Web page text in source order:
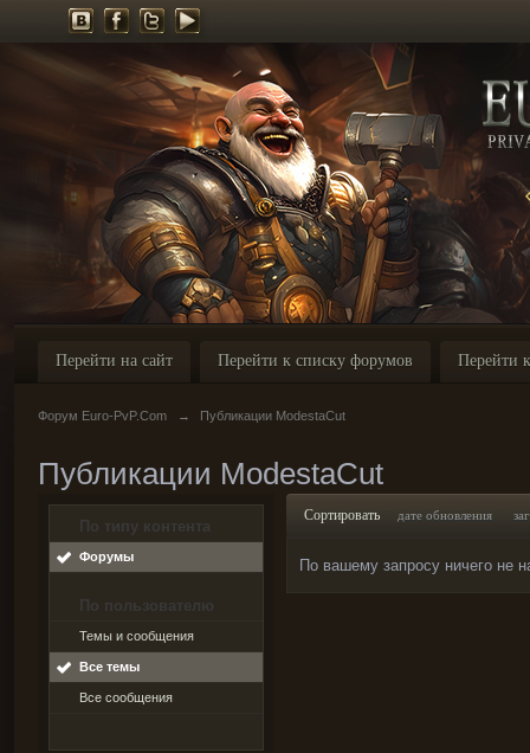
Перейти на сайт Перейти к списку форумов Перейти
Форум Euro-PvP.Com → Публикации ModestaCut
Публикации ModestaCut
По типу контента
Форумы
По пользователю
Темы и сообщения
Все темы
Все сообщения
Сортировать дате обновления
По вашему запросу ничего не